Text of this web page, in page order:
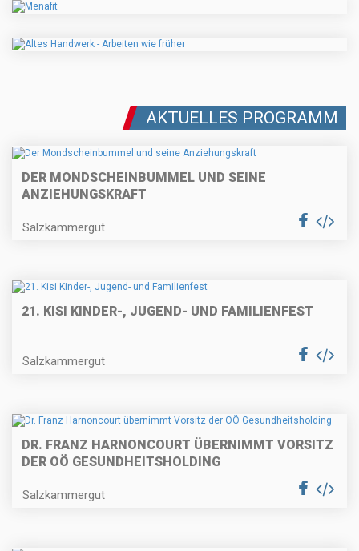
AKTUELLES PROGRAMM
DER MONDSCHEINBUMMEL UND SEINE
ANZIEHUNGSKRAFT
Salzkammergut
21. KISI KINDER-, JUGEND- UND FAMILIENFEST
Salzkammergut
DR. FRANZ HARNONCOURT ÜBERNIMMT VORSITZ
DER OÖ GESUNDHEITSHOLDING
Salzkammergut